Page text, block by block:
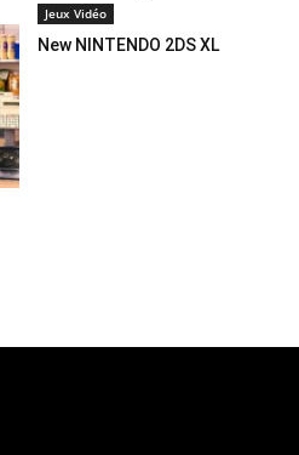
Jeux Vidéo
New NINTENDO 2DS XL